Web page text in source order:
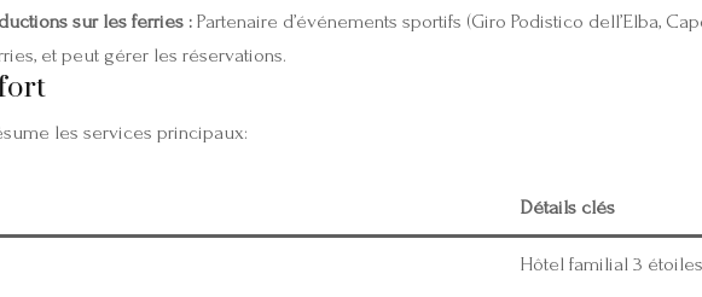
sur les ferries : Partenaire d’événements sportifs (Giro Podistico dell’Elba,
et peut gérer les réservations.
les services principaux:
Détails clés
Hôtel familial 3